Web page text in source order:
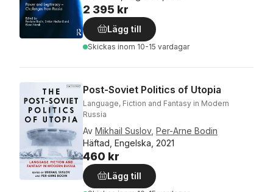
2 395 kr
Lägg till
Skickas inom 10-15 vardagar
Post-Soviet Politics of Utopia
Language, Fiction and Fantasy in Modern
Russia
Av Mikhail Suslov, Per-Arne Bodin
Häftad, Engelska, 2021
460 kr
Lägg till